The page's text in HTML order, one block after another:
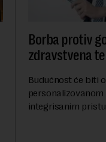
Borba protiv
zdravstvena
Budućnost će biti
integrisanim